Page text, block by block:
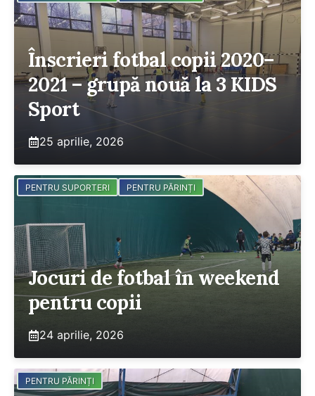
Înscrieri fotbal copii 2020–
2021 – grupă nouă la 3 KIDS
Sport
25 aprilie, 2026
PENTRU SUPORTERI PENTRU PĂRINȚI
Jocuri de fotbal în weekend
pentru copii
24 aprilie, 2026
PENTRU PĂRINȚI